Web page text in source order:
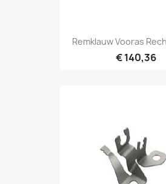
Remklauw Vooras
€ 140,36